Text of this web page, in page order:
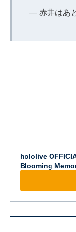
— 赤井はあ
hololive
Blooming